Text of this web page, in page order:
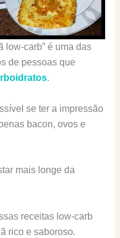
low-carb” é uma das
de pessoas que
.
se ter a impressão
bacon, ovos e
mais longe da
receitas low-carb
rico e saboroso.